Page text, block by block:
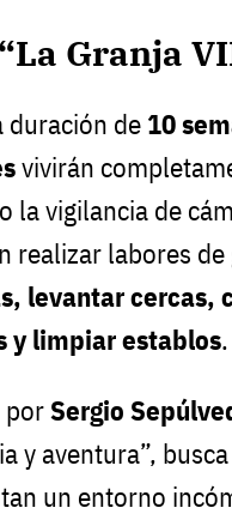
Granja
duración de 10
vivirán
la vigilancia de
realizar labores de
levantar cercas,
y limpiar establos.
porSergio
y aventura”,
un entorno